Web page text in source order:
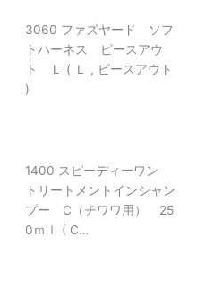
3060 ファズヤード ソフ
トハーネス ピースアウ
ト Ｌ ( Ｌ , ピースアウト
)
1400 スピーディーワン
トリートメントインシャン
プー C（チワワ用） 25
0ｍｌ ( C…